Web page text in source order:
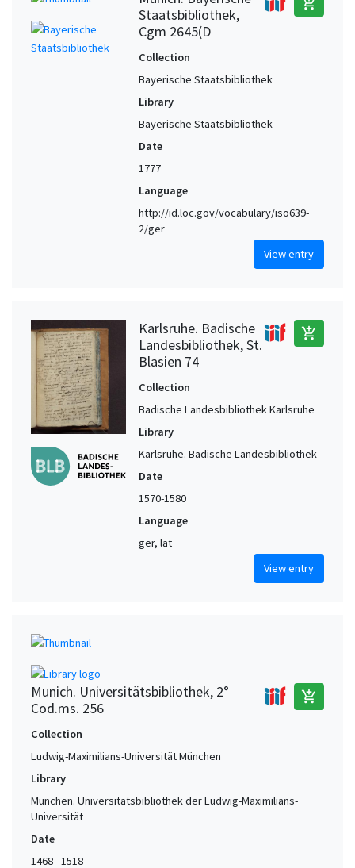
Staatsbibliothek,
Cgm 2645(D
Collection
Bayerische Staatsbibliothek
Library
Bayerische Staatsbibliothek
Date
1777
Language
http://id.loc.gov/vocabulary/iso639-
2/ger
View entry
Karlsruhe. Badische
Landesbibliothek, St.
Blasien 74
add_shopping_cart
Collection
Badische Landesbibliothek Karlsruhe
Library
Karlsruhe. Badische Landesbibliothek
Date
1570-1580
Language
ger, lat
View entry
Munich. Universitätsbibliothek, 2°
Cod.ms. 256
add_shopping_cart
Collection
Ludwig-Maximilians-Universität München
Library
München. Universitätsbibliothek der Ludwig-Maximilians-
Universität
Date
1468 - 1518